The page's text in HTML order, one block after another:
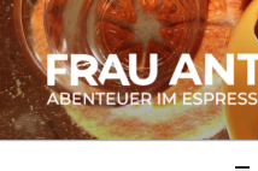
Zum
Inhalt
springen
FRAU
Abenteuer im Espresso-Land